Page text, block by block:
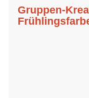
Gruppen-